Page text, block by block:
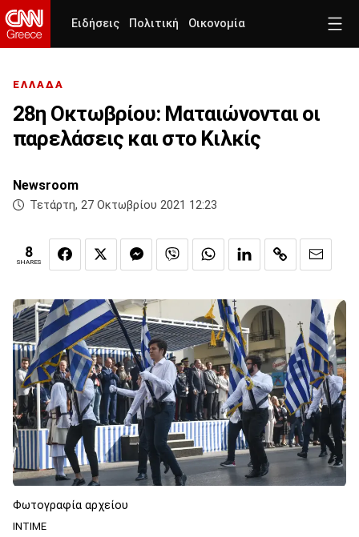
Ειδήσεις Πολιτική Οικονομία
ΕΛΛΑΔΑ
28η Οκτωβρίου: Ματαιώνονται οι
παρελάσεις και στο Κιλκίς
Newsroom
Τετάρτη, 27 Οκτωβρίου 2021 12:23
8
SHARES
Φωτογραφία αρχείου
INTIME